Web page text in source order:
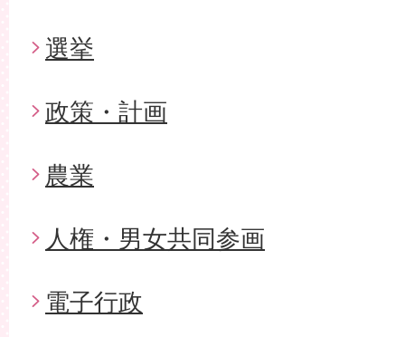
選挙
政策・計画
農業
人権・男女共同参画
電子行政